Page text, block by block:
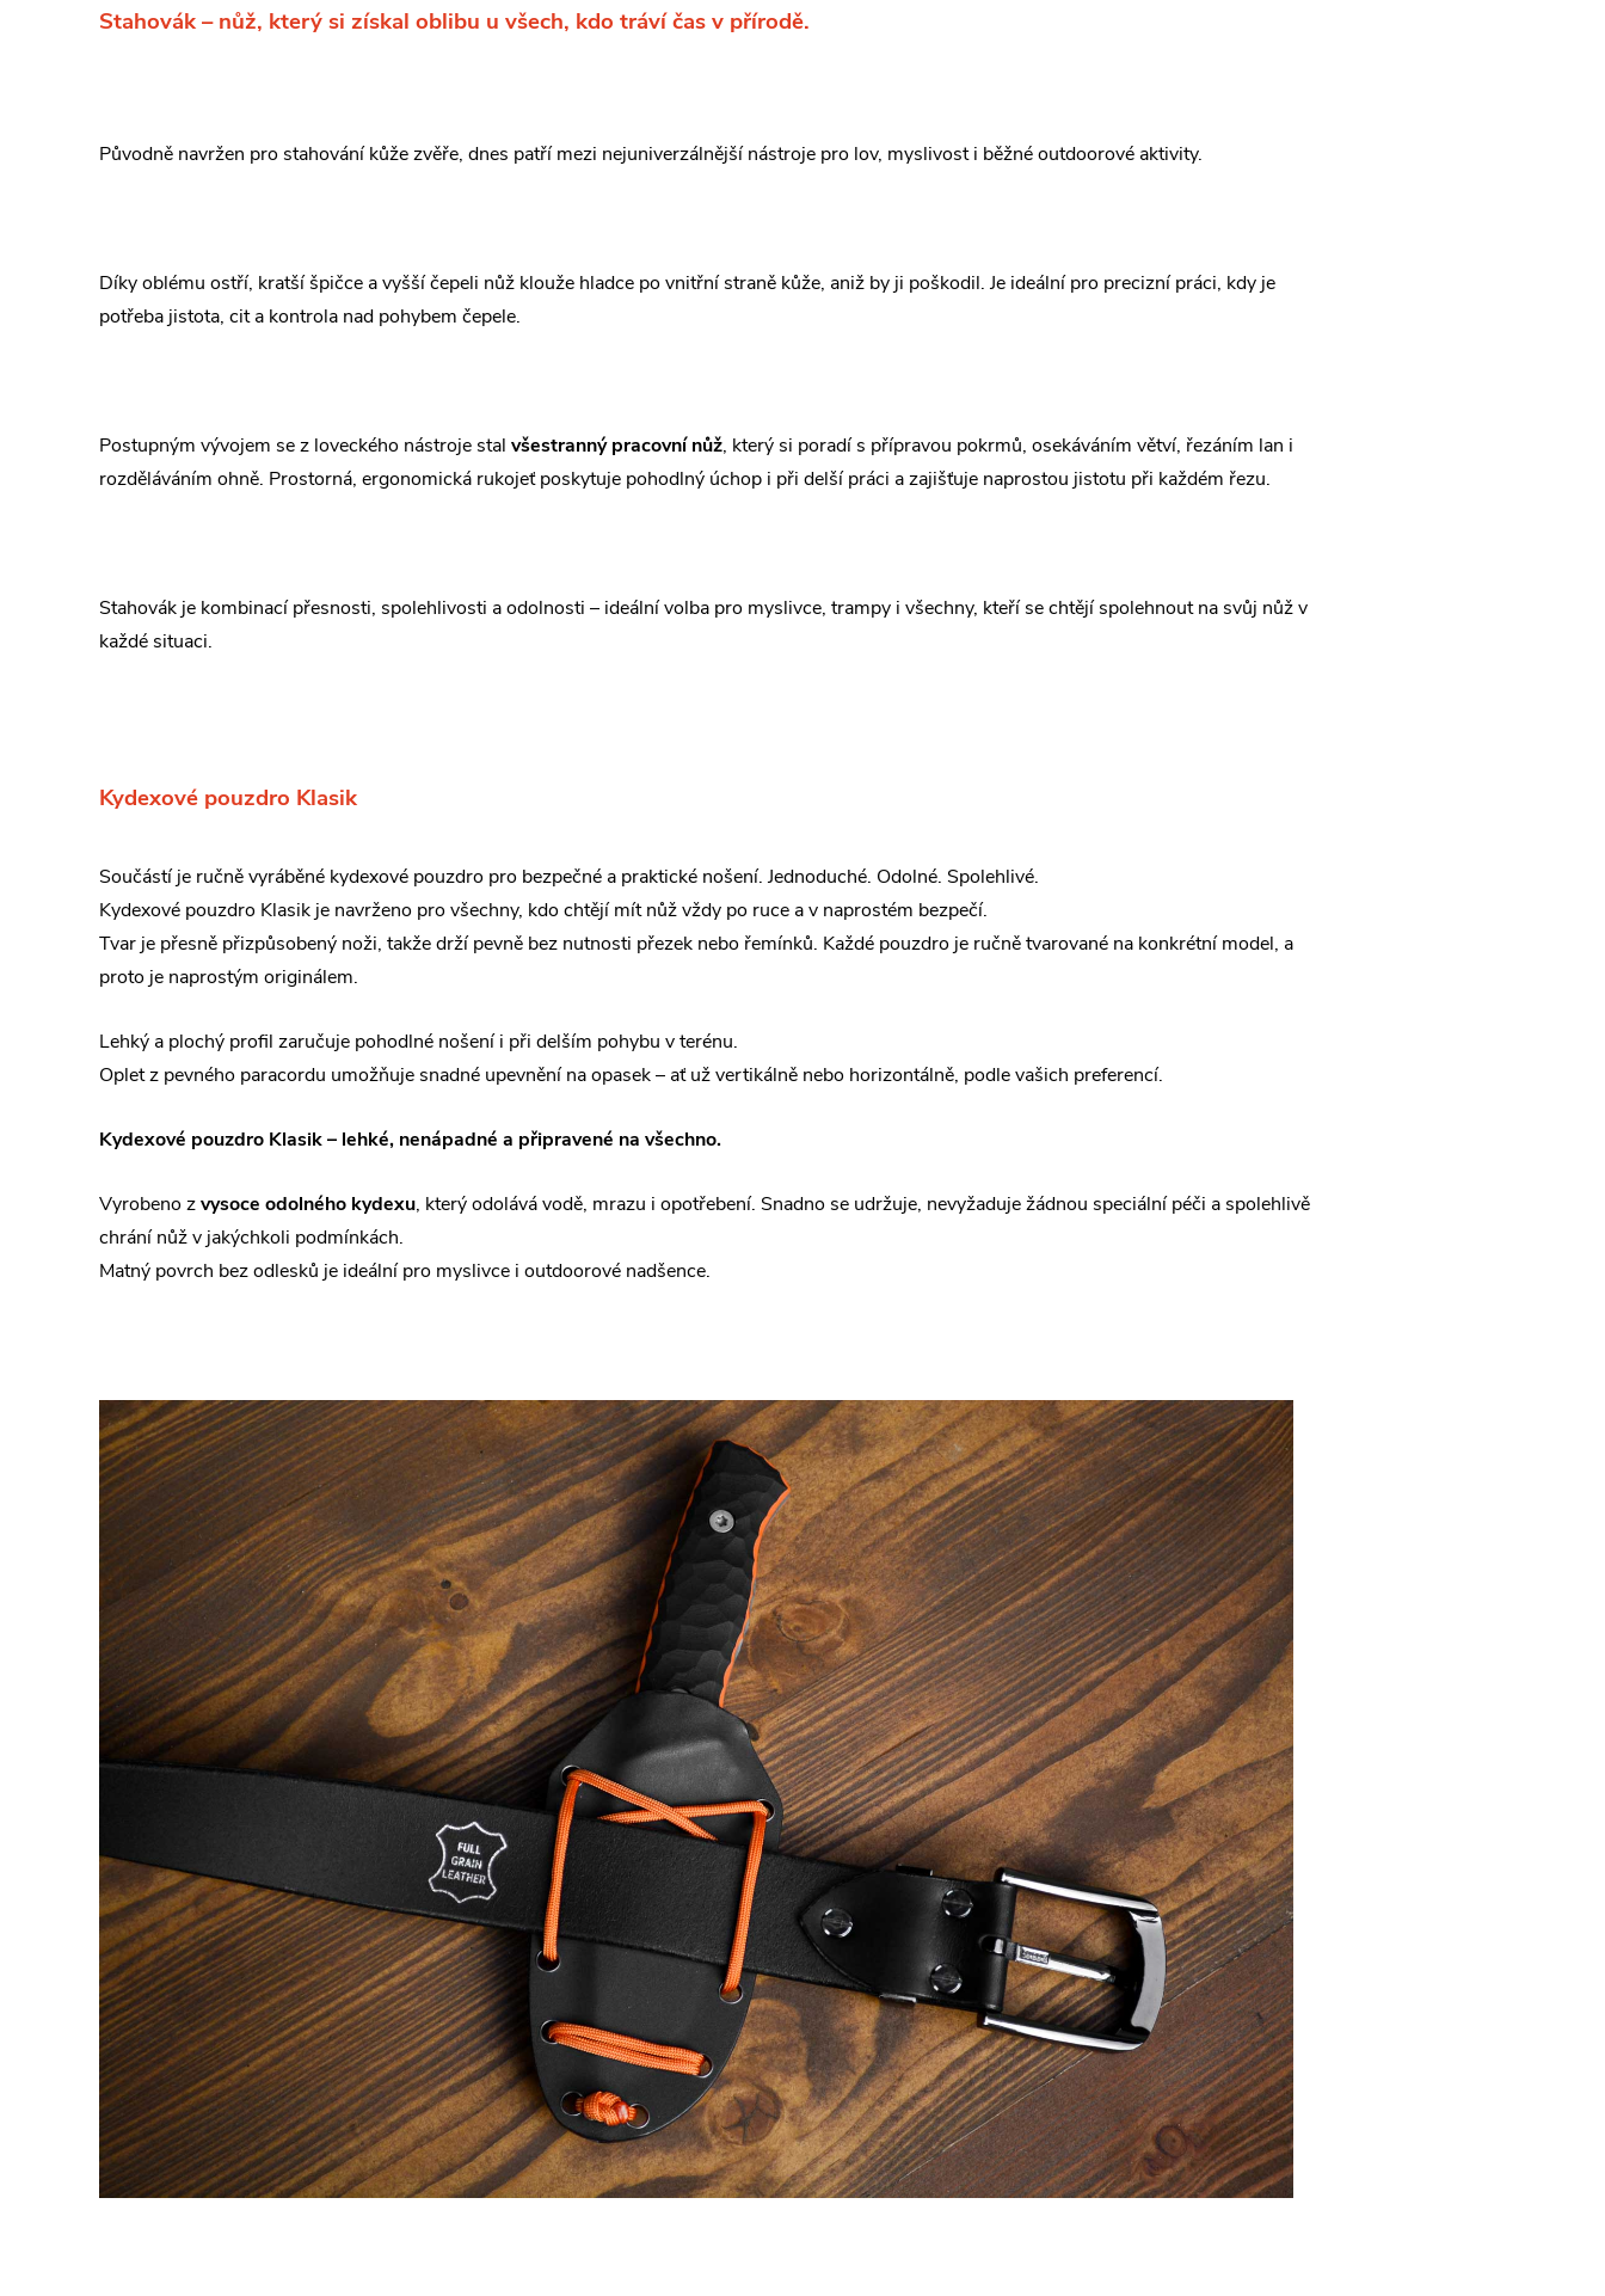
Stahovák – nůž, který si získal oblibu u všech, kdo tráví čas v přírodě.
Původně navržen pro stahování kůže zvěře, dnes patří mezi nejuniverzálnější nástroje pro lov, myslivost i běžné outdoorové aktivity.
Díky oblému ostří, kratší špičce a vyšší čepeli nůž klouže hladce po vnitřní straně kůže, aniž by ji poškodil. Je ideální pro precizní práci, kdy je
potřeba jistota, cit a kontrola nad pohybem čepele.
Postupným vývojem se z loveckého nástroje stal všestranný pracovní nůž, který si poradí s přípravou pokrmů, osekáváním větví, řezáním lan i
rozděláváním ohně. Prostorná, ergonomická rukojeť poskytuje pohodlný úchop i při delší práci a zajišťuje naprostou jistotu při každém řezu.
Stahovák je kombinací přesnosti, spolehlivosti a odolnosti – ideální volba pro myslivce, trampy i všechny, kteří se chtějí spolehnout na svůj nůž v
každé situaci.
Kydexové pouzdro Klasik
Součástí je ručně vyráběné kydexové pouzdro pro bezpečné a praktické nošení. Jednoduché. Odolné. Spolehlivé.
Kydexové pouzdro Klasik je navrženo pro všechny, kdo chtějí mít nůž vždy po ruce a v naprostém bezpečí.
Tvar je přesně přizpůsobený noži, takže drží pevně bez nutnosti přezek nebo řemínků. Každé pouzdro je ručně tvarované na konkrétní model, a
proto je naprostým originálem.
Lehký a plochý profil zaručuje pohodlné nošení i při delším pohybu v terénu.
Oplet z pevného paracordu umožňuje snadné upevnění na opasek – ať už vertikálně nebo horizontálně, podle vašich preferencí.
Kydexové pouzdro Klasik – lehké, nenápadné a připravené na všechno.
Vyrobeno zvysoce odolného kydexu, který odolává vodě, mrazu i opotřebení. Snadno se udržuje, nevyžaduje žádnou speciální péči a spolehlivě
chrání nůž v jakýchkoli podmínkách.
Matný povrch bez odlesků je ideální pro myslivce i outdoorové nadšence.